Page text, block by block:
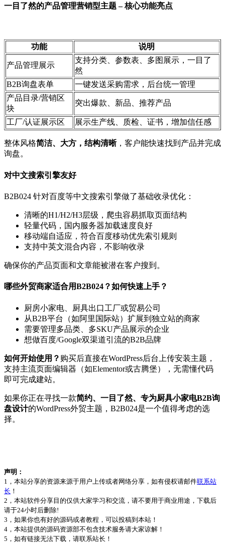
一目了然的产品管理营销型主题 – 核心功能亮点
功能 说明
产品管理展示
支持分类、参数表、多图展示，一目了
然
B2B询盘表单
一键发送采购需求，后台统一管理
产品目录/营销区
块
突出爆款、新品、推荐产品
工厂/认证展示区 展示生产线、质检、证书，增加信任感
整体风格简洁、大方，结构清晰，客户能快速找到产品并完成
询盘。
对中文搜索引擎友好
B2B024 针对百度等中文搜索引擎做了基础收录优化：
清晰的H1/H2/H3层级，爬虫容易抓取页面结构
轻量代码，国内服务器加载速度良好
移动端自适应，符合百度移动优先索引规则
支持中英文混合内容，不影响收录
确保你的产品页面和文章能被潜在客户搜到。
哪些外贸商家适合用B2B024？如何快速上手？
厨房小家电、厨具出口工厂或贸易公司
从B2B平台（如阿里国际站）扩展到独立站的商家
需要管理多品类、多SKU产品展示的企业
想做百度/Google双渠道引流的B2B品牌
如何开始使用？ 购买后直接在WordPress后台上传安装主题，
支持主流页面编辑器（如Elementor或古腾堡），无需懂代码
即可完成建站。
如果你正在寻找一款简约、一目了然、专为厨具小家电B2B询
盘设计的WordPress外贸主题，B2B024是一个值得考虑的选
择。
声明：
1，本站分享的资源来源于用户上传或者网络分享，如有侵权请邮件联系站
长 ！
2，本站软件分享目的仅供大家学习和交流，请不要用于商业用途，下载后
请于24小时后删除!
3，如果你也有好的源码或者教程，可以投稿到本站！
4，本站提供的源码资源部不包含技术服务请大家谅解！
5，如有链接无法下载，请联系站长！